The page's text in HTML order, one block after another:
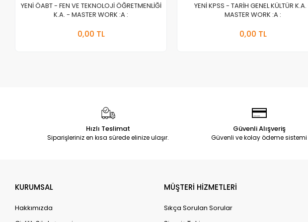
YENİ ÖABT - FEN VE TEKNOLOJİ ÖĞRETMENLİĞİ
K.A. - MASTER WORK :A :
0,00 TL
YENİ KPSS - TARİH GENEL KÜLTÜR
MASTER WORK :A :
0,00 TL
Hızlı Teslimat
Siparişleriniz en kısa sürede elinize ulaşır.
Güvenli Alışveriş
Güvenli ve kolay ödeme sistemi
KURUMSAL
Hakkımızda
MÜŞTERİ HİZMETLERİ
Sıkça Sorulan Sorular